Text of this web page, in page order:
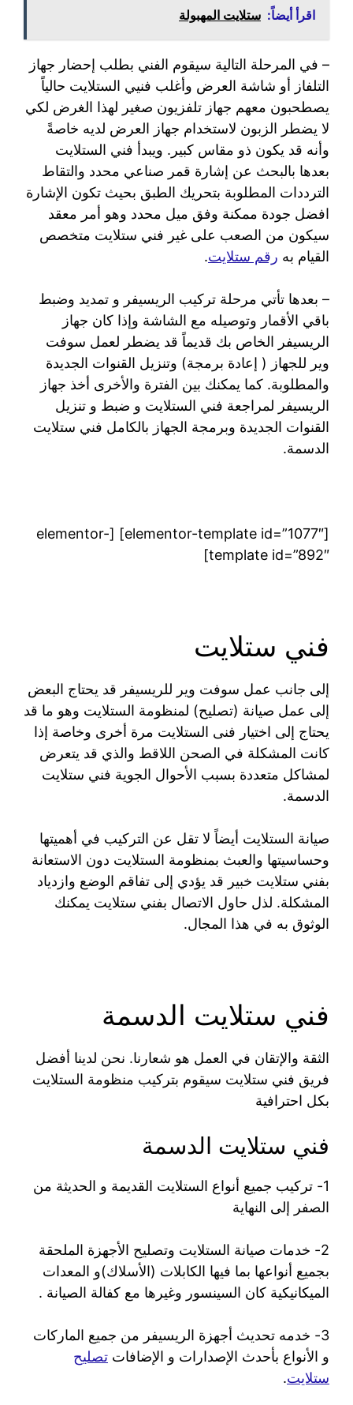
اقرأ أيضاً: ستلايت المهبولة
– في المرحلة التالية سيقوم الفني بطلب إحضار جهاز
التلفاز أو شاشة العرض وأغلب فنيي الستلايت حالياً
يصطحبون معهم جهاز تلفزيون صغير لهذا الغرض لكي
لا يضطر الزبون لاستخدام جهاز العرض لديه خاصةً
وأنه قد يكون ذو مقاس كبير. ويبدأ فني الستلايت
بعدها بالبحث عن إشارة قمر صناعي محدد والتقاط
الترددات المطلوبة بتحريك الطبق بحيث تكون الإشارة
افضل جودة ممكنة وفق ميل محدد وهو أمر معقد
سيكون من الصعب على غير فني ستلايت متخصص
القيام به رقم ستلايت.
– بعدها تأتي مرحلة تركيب الريسيفر و تمديد وضبط
باقي الأقمار وتوصيله مع الشاشة وإذا كان جهاز
الريسيفر الخاص بك قديماً قد يضطر لعمل سوفت
وير للجهاز ( إعادة برمجة) وتنزيل القنوات الجديدة
والمطلوبة. كما يمكنك بين الفترة والأخرى أخذ جهاز
الريسيفر لمراجعة فني الستلايت و ضبط و تنزيل
القنوات الجديدة وبرمجة الجهاز بالكامل فني ستلايت
الدسمة.
[elementor-template id=”1077″] [elementor-
template id=”892″]
فني ستلايت
إلى جانب عمل سوفت وير للريسيفر قد يحتاج البعض
إلى عمل صيانة (تصليح) لمنظومة الستلايت وهو ما قد
يحتاج إلى اختيار فنى الستلايت مرة أخرى وخاصة إذا
كانت المشكلة في الصحن اللاقط والذي قد يتعرض
لمشاكل متعددة بسبب الأحوال الجوية فني ستلايت
الدسمة.
صيانة الستلايت أيضاً لا تقل عن التركيب في أهميتها
وحساسيتها والعبث بمنظومة الستلايت دون الاستعانة
بفني ستلايت خبير قد يؤدي إلى تفاقم الوضع وازدياد
المشكلة. لذل حاول الاتصال بفني ستلايت يمكنك
الوثوق به في هذا المجال.
فني ستلايت الدسمة
الثقة والإتقان في العمل هو شعارنا. نحن لدينا أفضل
فريق فني ستلايت سيقوم بتركيب منظومة الستلايت
بكل احترافية
فني ستلايت الدسمة
1- تركيب جميع أنواع الستلايت القديمة و الحديثة من
الصفر إلى النهاية
2- خدمات صيانة الستلايت وتصليح الأجهزة الملحقة
بجميع أنواعها بما فيها الكابلات (الأسلاك)و المعدات
الميكانيكية كان السينسور وغيرها مع كفالة الصيانة .
3- خدمه تحديث أجهزة الريسيفر من جميع الماركات
و الأنواع بأحدث الإصدارات و الإضافات تصليح
ستلايت.